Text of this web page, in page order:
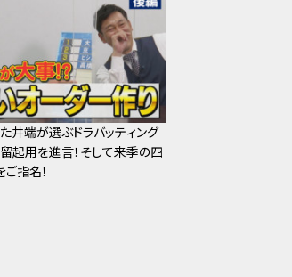
井端が選ぶドラバッティング
起用を進言！そして来季の四
指名！